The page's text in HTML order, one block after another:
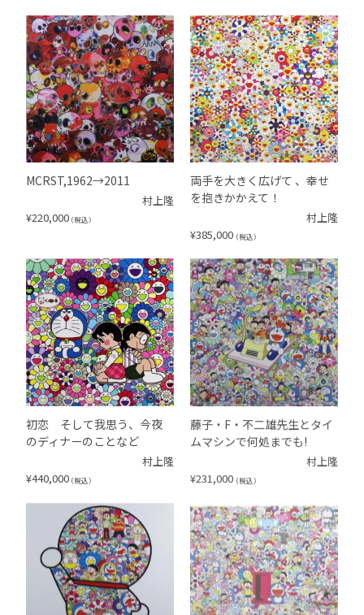
MCRST,1962→2011
村上隆
¥220,000 （税込）
両手を大きく広げて 、幸せ
を抱きかかえて！
村上隆
¥385,000 （税込）
初恋 そして我思う、今夜
のディナーのことなど
村上隆
¥440,000 （税込）
藤子・F・不二雄先生とタイ
ムマシンで何処までも!
村上隆
¥231,000 （税込）